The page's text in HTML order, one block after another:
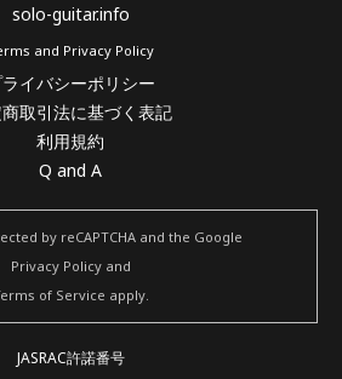
solo-guitar.info
and Privacy Policy
イバシーポリシー
取引法に基づく表記
利用規約
Q and A
by reCAPTCHA and the Google
Privacy Policyand
of Service apply.
JASRAC許諾番号